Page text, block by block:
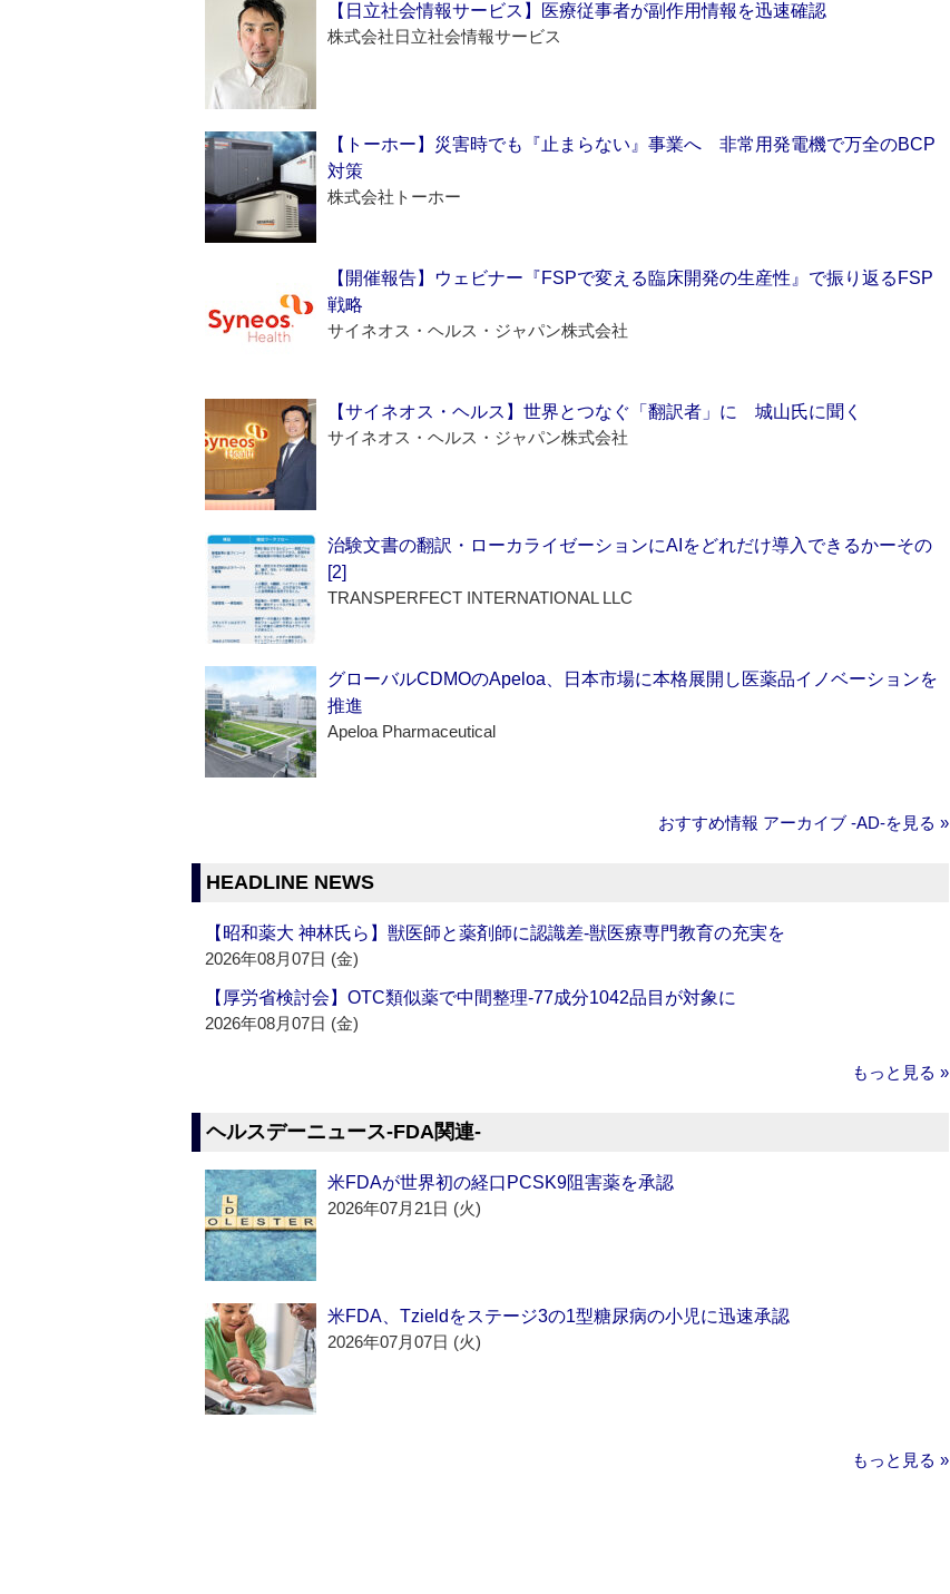
【日立社会情報サービス】医療従事者が副作用情報を迅速確認
株式会社日立社会情報サービス
【トーホー】災害時でも『止まらない』事業へ 非常用発電機で万全のBCP
対策
株式会社トーホー
【開催報告】ウェビナー『FSPで変える臨床開発の生産性』で振り返るFSP
戦略
サイネオス・ヘルス・ジャパン株式会社
【サイネオス・ヘルス】世界とつなぐ「翻訳者」に 城山氏に聞く
サイネオス・ヘルス・ジャパン株式会社
治験文書の翻訳・ローカライゼーションにAIをどれだけ導入できるかーその
[2]
TRANSPERFECT INTERNATIONAL LLC
グローバルCDMOのApeloa、日本市場に本格展開し医薬品イノベーションを
推進
Apeloa Pharmaceutical
おすすめ情報 アーカイブ ‐AD‐を見る »
HEADLINE NEWS
【昭和薬大 神林氏ら】獣医師と薬剤師に認識差‐獣医療専門教育の充実を
2026年08月07日 (金)
【厚労省検討会】OTC類似薬で中間整理‐77成分1042品目が対象に
2026年08月07日 (金)
もっと見る »
ヘルスデーニュース‐FDA関連‐
米FDAが世界初の経口PCSK9阻害薬を承認
2026年07月21日 (火)
米FDA、Tzieldをステージ3の1型糖尿病の小児に迅速承認
2026年07月07日 (火)
もっと見る »